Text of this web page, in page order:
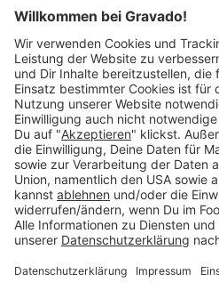
Über uns
Versandarten
Länderauswahl
Zahlungsarten
Mehr